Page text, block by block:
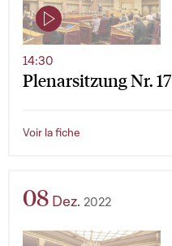
Plenarsitzung Nr. 17
14:30
Voir la fiche
08 Dez. 2022